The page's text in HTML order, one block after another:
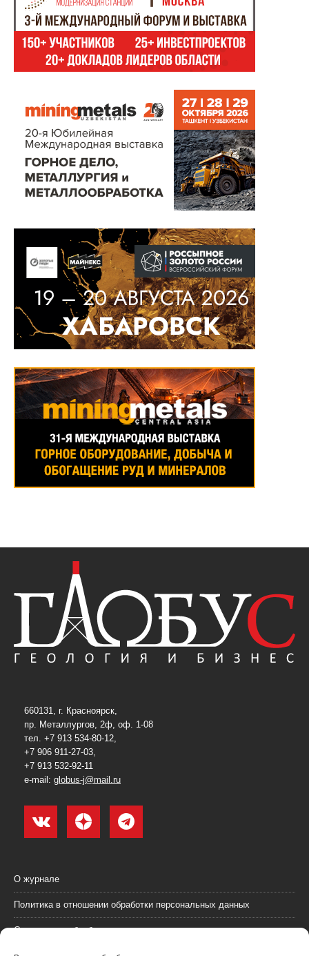
660131, г. Красноярск,
пр. Металлургов, 2ф, оф. 1-08
тел. +7 913 534-80-12,
+7 906 911-27-03,
+7 913 532-92-11
e-mail: globus-j@mail.ru
О журнале
Политика в отношении обработки персональных данных
Согласие на обработку персональных данных